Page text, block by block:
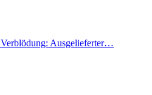
Ausgelieferter…